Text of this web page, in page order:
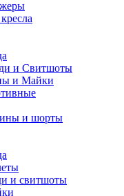
и Свитшоты
и Майки
и шорты
и свитшоты